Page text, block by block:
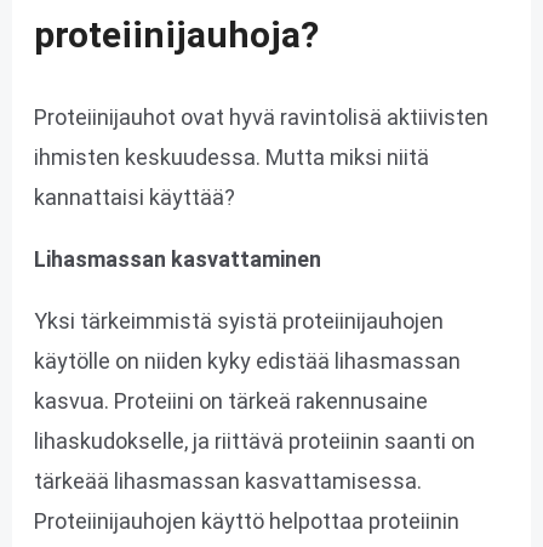
proteiinijauhoja?
Proteiinijauhot ovat hyvä ravintolisä aktiivisten
ihmisten keskuudessa. Mutta miksi niitä
kannattaisi käyttää?
Lihasmassan kasvattaminen
Yksi tärkeimmistä syistä proteiinijauhojen
käytölle on niiden kyky edistää lihasmassan
kasvua. Proteiini on tärkeä rakennusaine
lihaskudokselle, ja riittävä proteiinin saanti on
tärkeää lihasmassan kasvattamisessa.
Proteiinijauhojen käyttö helpottaa proteiinin